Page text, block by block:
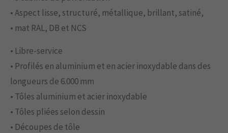
• Aspect lisse, structuré, métallique, brillant, satiné,
• mat RAL, DB et NCS
• Libre-service
• Profilés en aluminium et en acier inoxydable dans des
longueurs de 6.000 mm
• Tôles aluminium et acier inoxydable
• Tôles pliées selon dessin
• Découpes de tôle